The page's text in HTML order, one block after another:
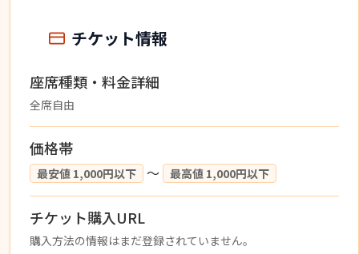
チケット情報
座席種類・料金詳細
全席自由
価格帯
最安値 1,000円以下 〜 最高値 1,000円以下
チケット購入URL
購入方法の情報はまだ登録されていません。